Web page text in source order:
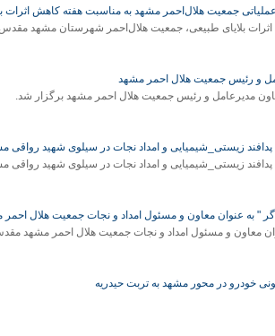
عملیاتی جمعیت هلال‌احمر مشهد به مناسبت هفته کاهش اثرات
و رئیس جمعیت هلال احمر مشهد
مدیرعامل و رئیس جمعیت هلال احمر مشهد برگزار شد.
زیستی_شیمیایی و امداد نجات در سیلوی شهید رواقی
زیستی_شیمیایی و امداد نجات در سیلوی شهید رواقی
گر " به عنوان معاون و مسئول امداد و نجات جمعیت هلال